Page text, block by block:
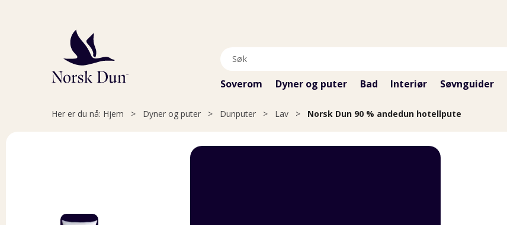
Soverom Dyner og puter Bad Interiør Søvnguider
Her er du nå: Hjem > Dyner og puter > Dunputer > Lav > Norsk Dun 90 % andedun hotellpute